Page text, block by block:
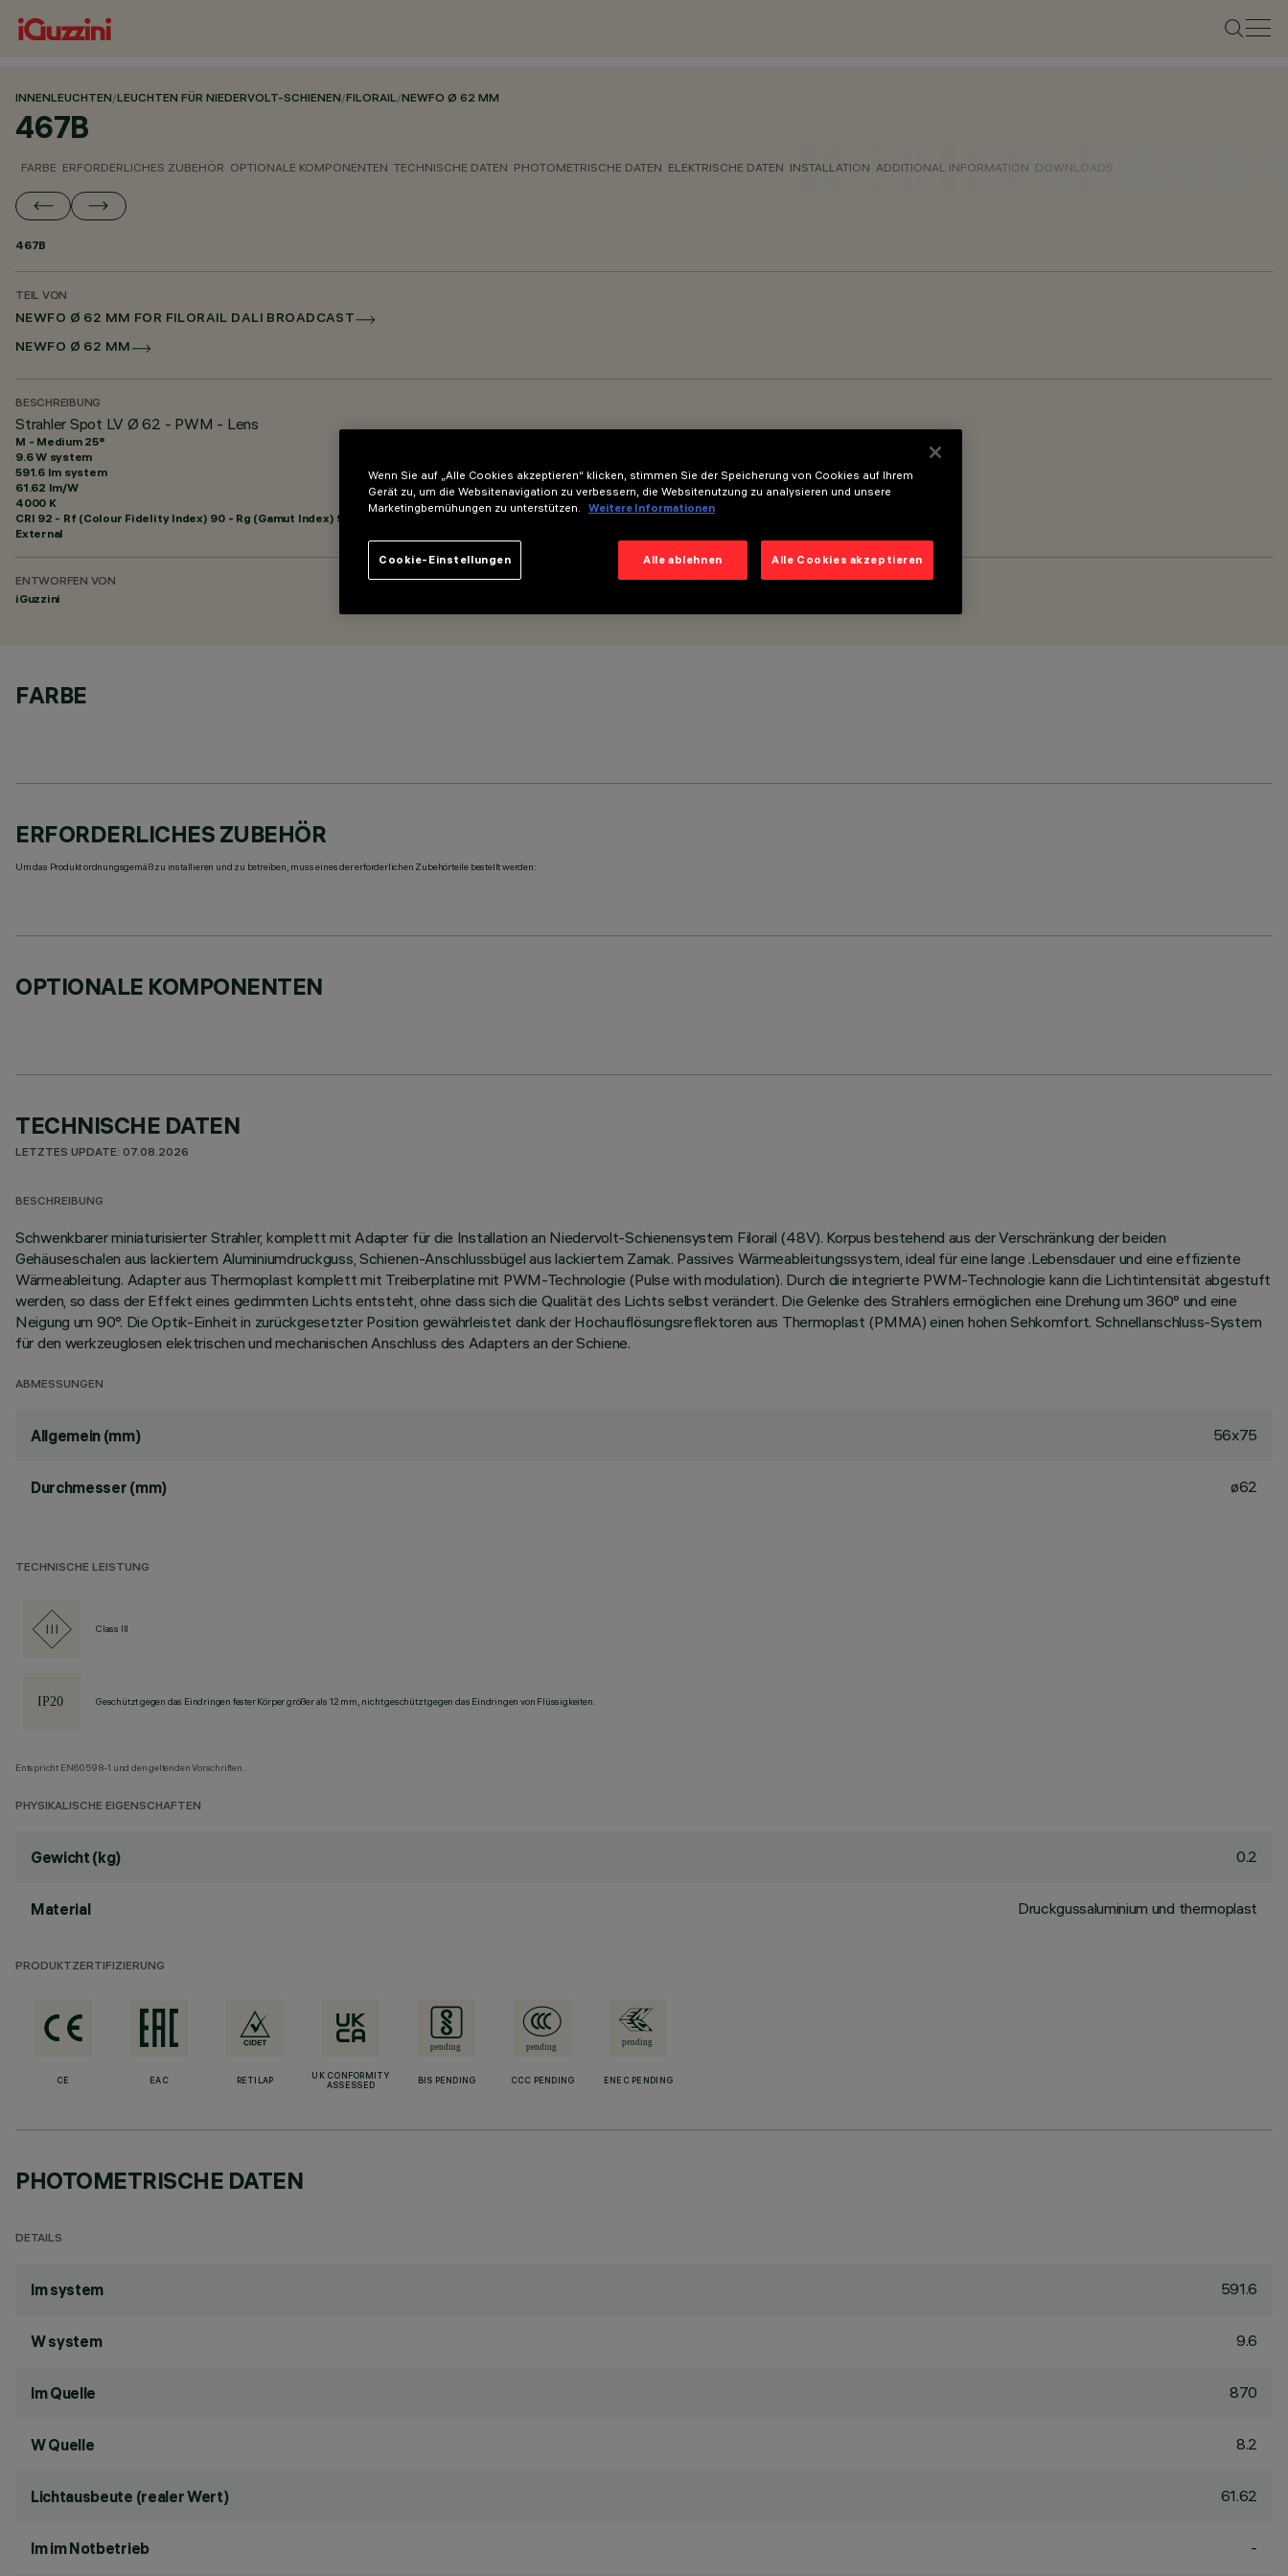
INNENLEUCHTEN/LEUCHTEN FÜR NIEDERVOLT-SCHIENEN/FILORAIL/NEWFO Ø 62 MM
467B
FARBE ERFORDERLICHES ZUBEHÖR OPTIONALE KOMPONENTEN TECHNISCHE DATEN PHOTOMETRISCHE DATEN ELEKTRISCHE DATEN INSTALLATION ADDITIONAL INFORMATION DOWNLOADS
467B
TEIL VON
NEWFO Ø 62 MM FOR FILORAIL DALI BROADCAST
NEWFO Ø 62 MM
BESCHREIBUNG
Strahler Spot LV Ø 62 - PWM - Lens
M - Medium 25°
9.6 W system
591.6 lm system
61.62 lm/W
4000 K
CRI 92 - Rf (Colour Fidelity Index) 90 - Rg (Gamut Index) 98
External
ENTWORFEN VON
iGuzzini
FARBE
ERFORDERLICHES ZUBEHÖR
Um das Produkt ordnungsgemäß zu installieren und zu betreiben, muss eines der erforderlichen Zubehörteile bestellt werden:
OPTIONALE KOMPONENTEN
TECHNISCHE DATEN
LETZTES UPDATE: 07.08.2026
BESCHREIBUNG
Schwenkbarer miniaturisierter Strahler, komplett mit Adapter für die Installation an Niedervolt-Schienensystem Filorail (48V). Korpus bestehend aus der Verschränkung der beiden
Gehäuseschalen aus lackiertem Aluminiumdruckguss, Schienen-Anschlussbügel aus lackiertem Zamak. Passives Wärmeableitungssystem, ideal für eine lange .Lebensdauer und eine effiziente
Wärmeableitung. Adapter aus Thermoplast komplett mit Treiberplatine mit PWM-Technologie (Pulse with modulation). Durch die integrierte PWM-Technologie kann die Lichtintensität abgestuft
werden, so dass der Effekt eines gedimmten Lichts entsteht, ohne dass sich die Qualität des Lichts selbst verändert. Die Gelenke des Strahlers ermöglichen eine Drehung um 360° und eine
Neigung um 90°. Die Optik-Einheit in zurückgesetzter Position gewährleistet dank der Hochauflösungsreflektoren aus Thermoplast (PMMA) einen hohen Sehkomfort. Schnellanschluss-System
für den werkzeuglosen elektrischen und mechanischen Anschluss des Adapters an der Schiene.
ABMESSUNGEN
Allgemein (mm) 56x75
Durchmesser (mm) ø62
TECHNISCHE LEISTUNG
Class III
Geschützt gegen das Eindringen fester Körper größer als 12 mm, nicht geschützt gegen das Eindringen von Flüssigkeiten.
Entspricht EN60598-1 und den geltenden Vorschriften.
PHYSIKALISCHE EIGENSCHAFTEN
Gewicht (kg) 0.2
Material Druckgussaluminium und thermoplast
PRODUKTZERTIFIZIERUNG
CE EAC RETILAP
UK CONFORMITY
ASSESSED
BIS PENDING CCC PENDING ENEC PENDING
PHOTOMETRISCHE DATEN
DETAILS
lm system 591.6
W system 9.6
lm Quelle 870
W Quelle 8.2
Lichtausbeute (realer Wert) 61.62
lm im Notbetrieb -
Wenn Sie auf „Alle Cookies akzeptieren“ klicken, stimmen Sie der Speicherung von Cookies auf Ihrem
Gerät zu, um die Websitenavigation zu verbessern, die Websitenutzung zu analysieren und unsere
Marketingbemühungen zu unterstützen.
Weitere Informationen
Alle ablehnen Alle Cookies akzeptieren
Cookie-Einstellungen